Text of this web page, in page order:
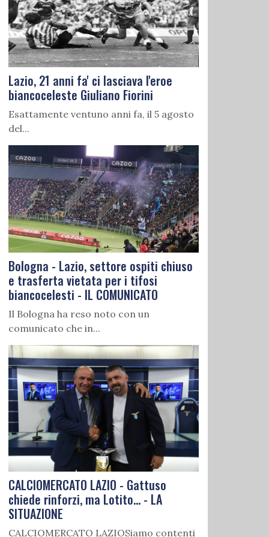
Lazio, 21 anni fa' ci lasciava l'eroe
biancoceleste Giuliano Fiorini
Esattamente ventuno anni fa, il 5 agosto
del...
Bologna - Lazio, settore ospiti chiuso
e trasferta vietata per i tifosi
biancocelesti - IL COMUNICATO
Il Bologna ha reso noto con un
comunicato che in...
CALCIOMERCATO LAZIO - Gattuso
chiede rinforzi, ma Lotito... - LA
SITUAZIONE
CALCIOMERCATO LAZIOSiamo contenti